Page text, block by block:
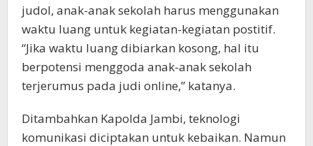
judol, anak-anak sekolah harus menggunakan
waktu luang untuk kegiatan-kegiatan postitif.
“Jika waktu luang dibiarkan kosong, hal itu
berpotensi menggoda anak-anak sekolah
terjerumus pada judi online,” katanya.
Ditambahkan Kapolda Jambi, teknologi
komunikasi diciptakan untuk kebaikan. Namun